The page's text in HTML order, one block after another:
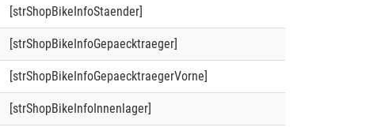
[strShopBikeInfoStaender]
[strShopBikeInfoGepaecktraeger]
[strShopBikeInfoGepaecktraegerVorne]
[strShopBikeInfoInnenlager]